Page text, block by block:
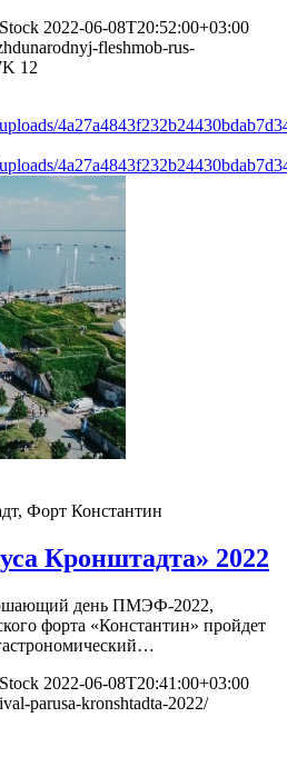
2022-06-08T20:52:00+03:00
fleshmob-rus-
12
Форт Константин
Кронштадта» 2022
день ПМЭФ-2022,
форта «Константин» пройдет
2022-06-08T20:41:00+03:00
parusa-kronshtadta-2022/